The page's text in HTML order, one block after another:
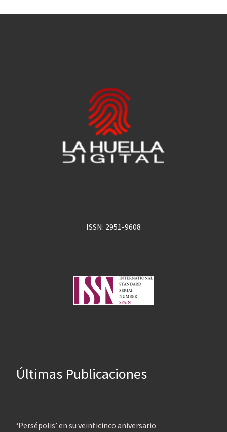
ISSN: 2951-9608
Últimas Publicaciones
‘Persépolis’ en su veinticinco aniversario